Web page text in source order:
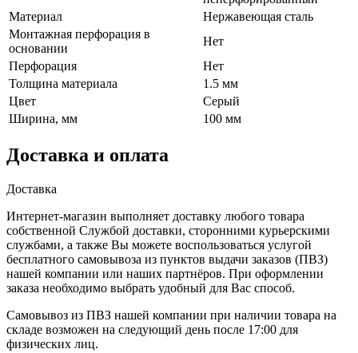
Материал
Нержавеющая сталь
Монтажная перфорация в
основании
Нет
Перфорация
Нет
Толщина материала
1.5 мм
Цвет
Серый
Ширина, мм
100 мм
Доставка и оплата
Доставка
Интернет-магазин выполняет доставку любого товара
собственной Службой доставки, сторонними курьерскими
службами, а также Вы можете воспользоваться услугой
бесплатного самовывоза из пунктов выдачи заказов (ПВЗ)
нашей компании или наших партнёров. При оформлении
заказа необходимо выбрать удобный для Вас способ.
Самовывоз из ПВЗ нашей компании при наличии товара на
складе возможен на следующий день после 17:00 для
физических лиц.